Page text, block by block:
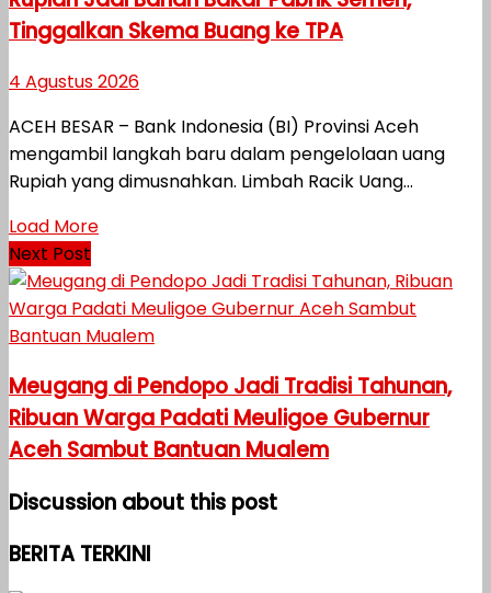
Tinggalkan Skema Buang ke TPA
4 Agustus 2026
ACEH BESAR – Bank Indonesia (BI) Provinsi Aceh
mengambil langkah baru dalam pengelolaan uang
Rupiah yang dimusnahkan. Limbah Racik Uang...
Load More
Next Post
Meugang di Pendopo Jadi Tradisi Tahunan,
Ribuan Warga Padati Meuligoe Gubernur
Aceh Sambut Bantuan Mualem
Discussion about this post
BERITA TERKINI